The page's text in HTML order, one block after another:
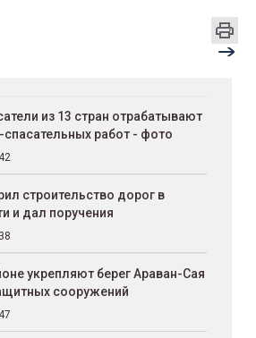
из 13 стран отрабатывают
работ - фото
42
строительство дорог в
и дал поручения
38
укрепляют берег Араван-Сая
сооружений
47